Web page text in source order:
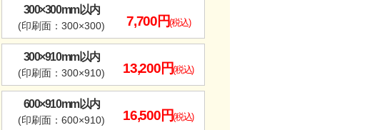
300×300mm以内
(印刷面：300×300) 7,700円(税込)
300×910mm以内
(印刷面：300×910) 13,200円(税込)
600×910mm以内
(印刷面：600×910) 16,500円(税込)